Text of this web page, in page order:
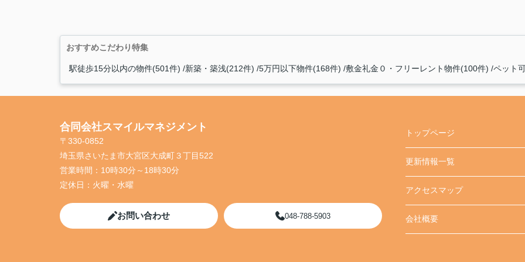
おすすめこだわり特集
駅徒歩15分以内の物件(501件) 新築・築浅(212件) 5万円以下物件(168件) 敷金礼金０・フリーレント物件(100件) ペット
合同会社スマイルマネジメント
〒330-0852
埼玉県さいたま市大宮区大成町３丁目522
営業時間： 10時30分～18時30分
定休日： 火曜・水曜
お問い合わせ 048-788-5903
トップページ
更新情報一覧
アクセスマップ
会社概要